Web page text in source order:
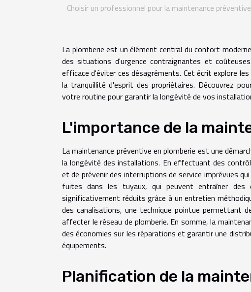
Choisir un professionnel pour la maintenance préventive
La plomberie est un élément central du confort
des situations d'urgence contraignantes et
efficace d'éviter ces désagréments. Cet écrit explore
la tranquillité d'esprit des propriétaires. Découvrez
votre routine pour garantir la longévité de vos
L'importance de la
La maintenance préventive en plomberie est une
la longévité des installations. En effectuant des
et de prévenir des interruptions de service imprévues
fuites dans les tuyaux, qui peuvent entraîner des
significativement réduits grâce à un entretien
des canalisations, une technique pointue permettant
affecter le réseau de plomberie. En somme, la
des économies sur les réparations et garantir une
équipements.
Planification de la